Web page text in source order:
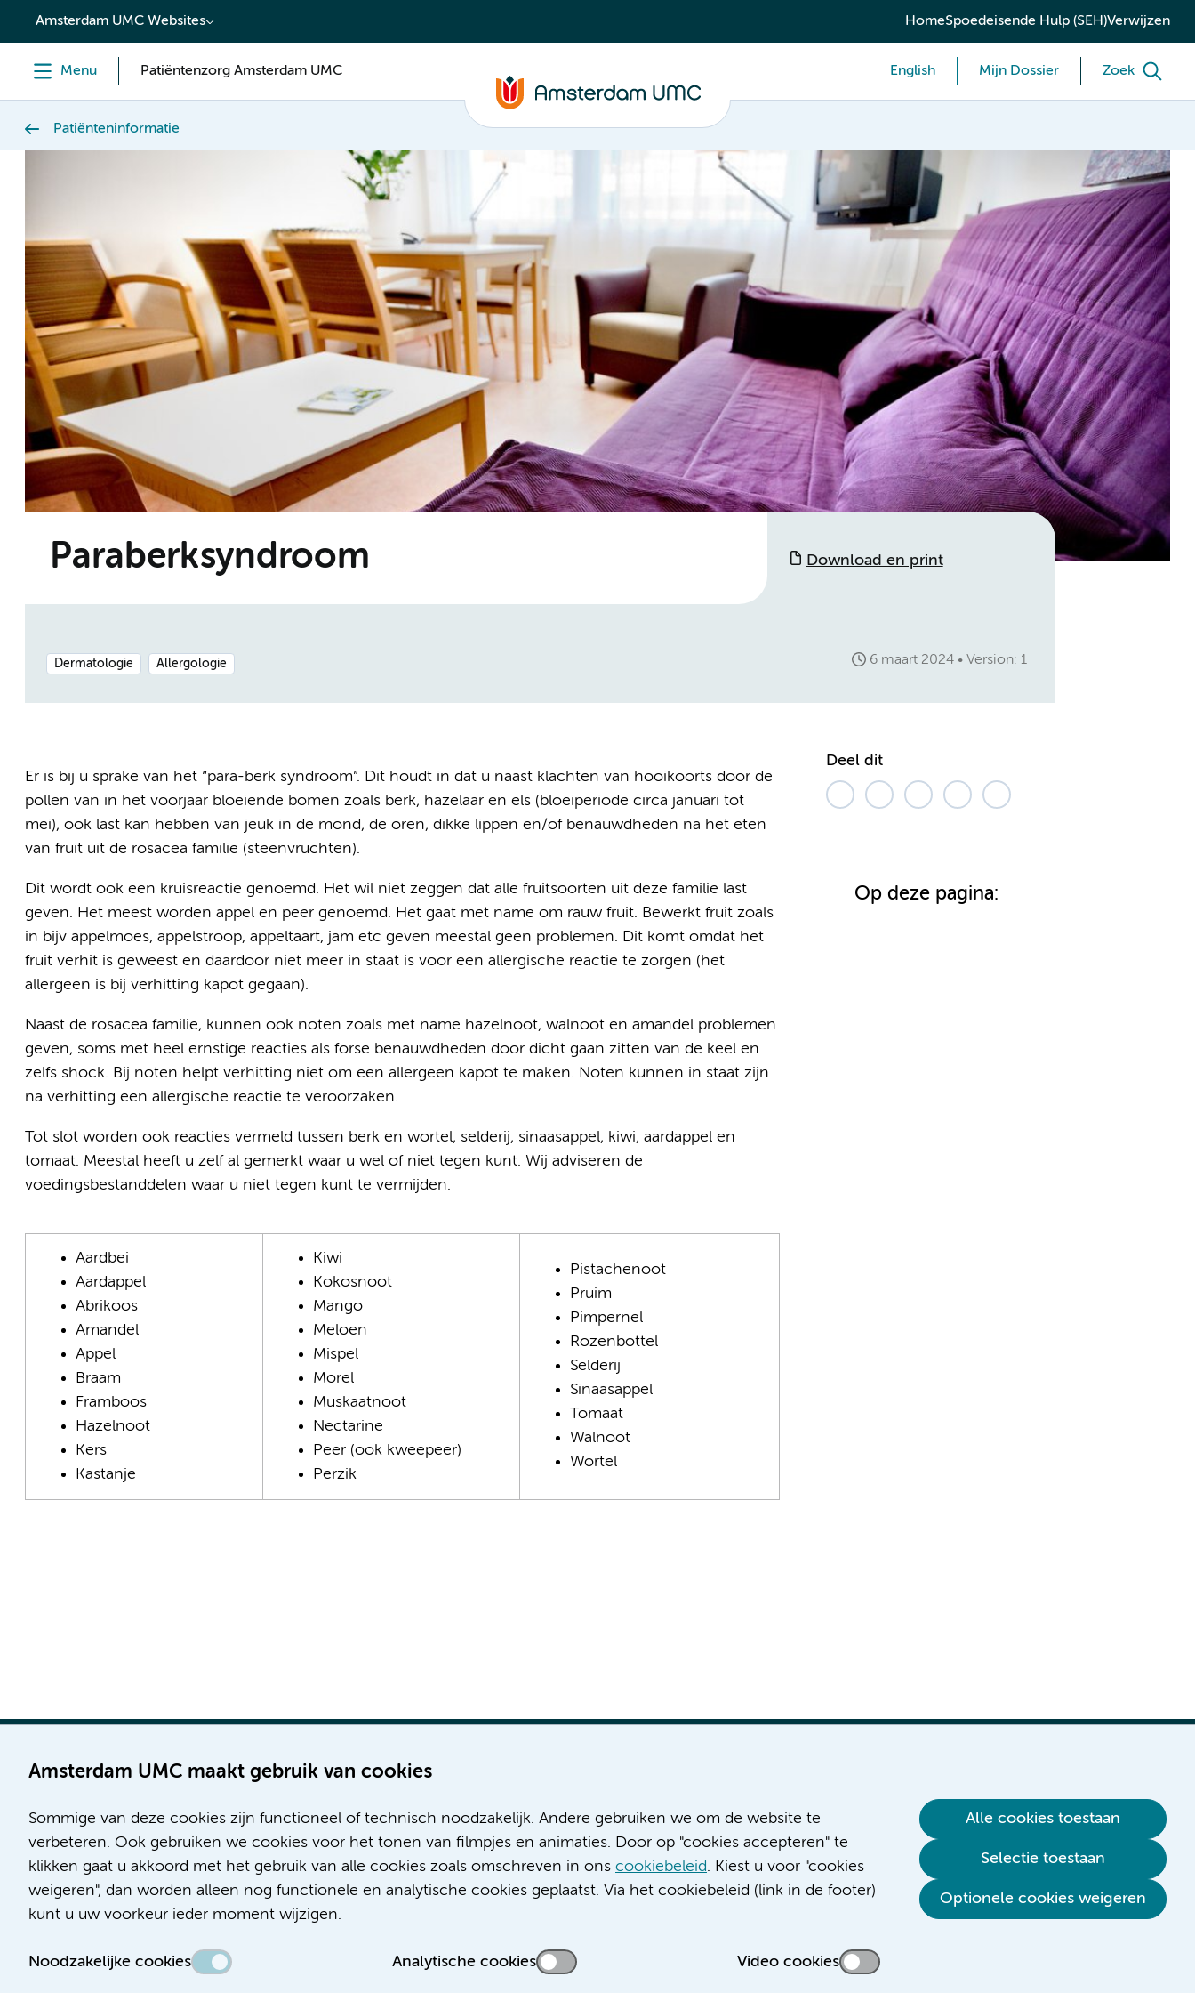
content
Amsterdam UMC Websites HomeSpoedeisende Hulp (SEH)Verwijzen
Menu Patiëntenzorg Amsterdam UMC English Mijn Dossier Zoek
Patiënteninformatie
Paraberksyndroom Download en print
Dermatologie Allergologie 6 maart 2024 Version: 1
Er is bij u sprake van het “para-berk syndroom”. Dit houdt in dat u naast klachten van hooikoorts door de
pollen van in het voorjaar bloeiende bomen zoals berk, hazelaar en els (bloeiperiode circa januari tot
mei), ook last kan hebben van jeuk in de mond, de oren, dikke lippen en/of benauwdheden na het eten
van fruit uit de rosacea familie (steenvruchten).
Dit wordt ook een kruisreactie genoemd. Het wil niet zeggen dat alle fruitsoorten uit deze familie last
geven. Het meest worden appel en peer genoemd. Het gaat met name om rauw fruit. Bewerkt fruit zoals
in bijv appelmoes, appelstroop, appeltaart, jam etc geven meestal geen problemen. Dit komt omdat het
fruit verhit is geweest en daardoor niet meer in staat is voor een allergische reactie te zorgen (het
allergeen is bij verhitting kapot gegaan).
Naast de rosacea familie, kunnen ook noten zoals met name hazelnoot, walnoot en amandel problemen
geven, soms met heel ernstige reacties als forse benauwdheden door dicht gaan zitten van de keel en
zelfs shock. Bij noten helpt verhitting niet om een allergeen kapot te maken. Noten kunnen in staat zijn
na verhitting een allergische reactie te veroorzaken.
Tot slot worden ook reacties vermeld tussen berk en wortel, selderij, sinaasappel, kiwi, aardappel en
tomaat. Meestal heeft u zelf al gemerkt waar u wel of niet tegen kunt. Wij adviseren de
voedingsbestanddelen waar u niet tegen kunt te vermijden.
Aardbei
Aardappel
Abrikoos
Amandel
Appel
Braam
Framboos
Hazelnoot
Kers
Kastanje
Kiwi
Kokosnoot
Mango
Meloen
Mispel
Morel
Muskaatnoot
Nectarine
Peer (ook kweepeer)
Perzik
Pistachenoot
Pruim
Pimpernel
Rozenbottel
Selderij
Sinaasappel
Tomaat
Walnoot
Wortel
Deel dit
Op deze pagina:
Amsterdam UMC maakt gebruik van cookies
Sommige van deze cookies zijn functioneel of technisch noodzakelijk. Andere gebruiken we om de website te
verbeteren. Ook gebruiken we cookies voor het tonen van filmpjes en animaties. Door op "cookies accepteren" te
klikken gaat u akkoord met het gebruik van alle cookies zoals omschreven in ons cookiebeleid. Kiest u voor "cookies
weigeren", dan worden alleen nog functionele en analytische cookies geplaatst. Via het cookiebeleid (link in de footer)
kunt u uw voorkeur ieder moment wijzigen.
Noodzakelijke cookies Analytische cookies Video cookies
Alle cookies toestaan
Selectie toestaan
Optionele cookies weigeren
Locatie AMC
Meibergdreef 9
1105 AZ Amsterdam
Route en parkeren
Locatie VUmc
De Boelelaan 1117
1081 HV Amsterdam
(020) 444 4444
Route en parkeren
Meer Amsterdam UMC websites:
Werken bij Amsterdam UMC
Over Amsterdam UMC
Educatie locatie AMC
Verwijzen & diagnostiek